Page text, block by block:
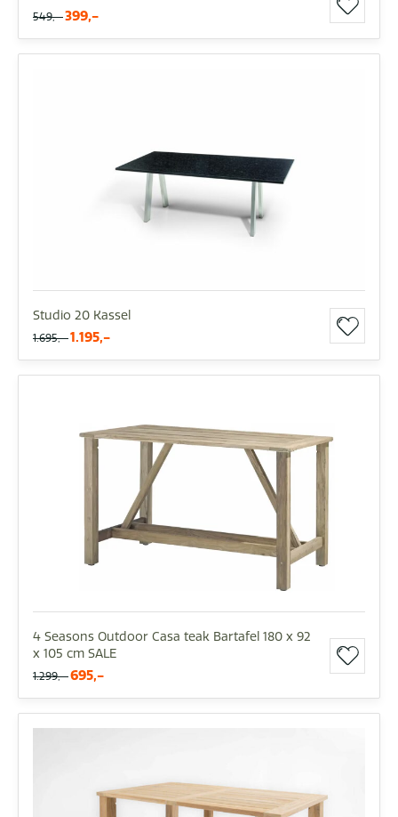
549,- 399,-
Studio 20 Kassel
1.695,- 1.195,-
4 Seasons Outdoor Casa teak Bartafel 180 x 92
x 105 cm SALE
1.299,- 695,-